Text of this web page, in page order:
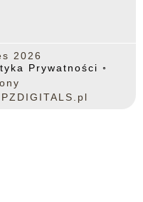
2026
Prywatności ◦